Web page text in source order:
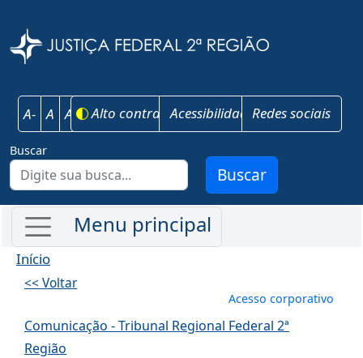
A- A A+ Alto contrasteAcessibilidadeRedes sociais
Buscar
Buscar
Início
<< Voltar
Menu de
Acesso corporativo
Comunicação - Tribunal Regional Federal 2ª
Região